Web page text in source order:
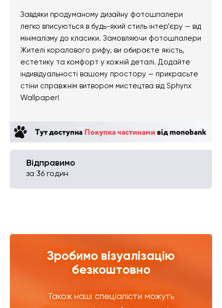
Завдяки продуманому дизайну фотошпалери
легко вписуються в будь-який стиль інтер’єру — від
мінімалізму до класики. Замовляючи фотошпалери
Жителі коралового рифу, ви обираєте якість,
естетику та комфорт у кожній деталі. Додайте
індивідуальності вашому простору — прикрасьте
стіни справжнім витвором мистецтва від Sphynx
Wallpaper!
Відправимо
за 36 годин
Зробимо візуалізацію
безкоштовно
Також наші спеціалісти можуть